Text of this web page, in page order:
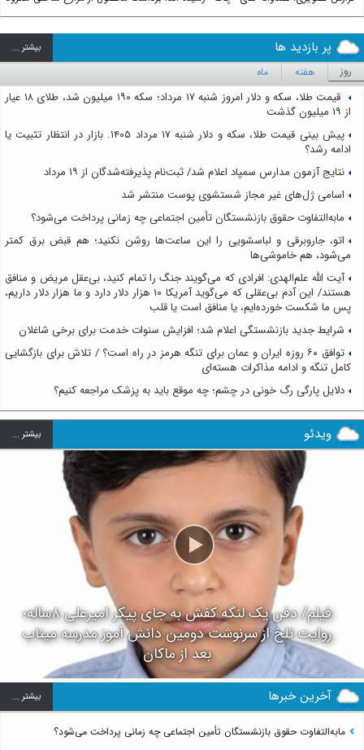
پر بازدید ها بيشتر ...
روز هفته ماه
قیمت طلا، سکه و دلار امروز شنبه ۱۷ مرداد؛ سکه ۱۹۰ میلیون شد، طلای ۱۸ عیار
از ۱۹ میلیون گذشت
پیش بینی قیمت طلا، سکه و دلار شنبه ۱۷ مرداد ۱۴۰۵. بازار در انتظار تثبیت یا
ادامه رشد؟
نتایج آزمون مدارس سمپاد اعلام شد/ ثبت‌نام پذیرفته‌شدگان از ۱۹ مرداد
اسامی ژل‌های غیر مجاز شستشوی پوست منتشر شد
مابه‌التفاوت حقوق بازنشستگان تأمین اجتماعی چه زمانی پرداخت می‌شود؟
اتو، جاروبرقی و لباسشویی را این ساعت‌ها روشن نکنید؛ هم قبض برق کمتر
می‌شود، هم خاموشی‌ها
آیت الله علم‌الهدی: افرادی که می‌گویند جنگ را تمام کنید، بی‌عقل مریض و منافق
هستند/ این آدم بی‌عقلی که می‌گوید آمریکا ۱۰ هزار دلار دارد و ما هزار دلار داریم،
پس ما شکست خورده‌ایم، یا منافق است یا قلب
شرایط جدید بازنشستگی اعلام شد؛ افزایش سنوات خدمت برای برخی شاغلان
توافق ۶۰ روزه ایران و عمان برای تنگه هرمز در راه است؟ / تلاش برای بازگشایی
کامل تنگه و ادامه مذاکرات هسته‌ای
دلایل پارگی رگ خونی در چشم؛ چه موقع باید به پزشک مراجعه کنیم؟
ویدئو بيشتر ...
فیلم/ دفن یک لنگه کفش به جای پیکر امیرعلی ۸ساله؛
روایت تلخ از سرنوشت دومین دانش آموز مدرسه میناب
بعد از ماکان
آخرین خبرها بيشتر ...
مابه‌التفاوت حقوق بازنشستگان تأمین اجتماعی چه زمانی پرداخت می‌شود؟